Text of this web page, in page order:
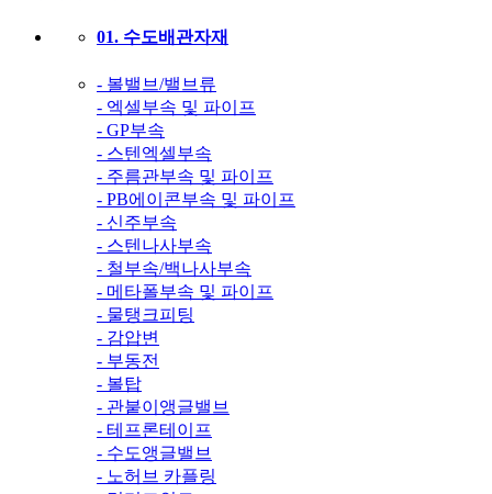
01. 수도배관자재
- 볼밸브/밸브류
- 엑셀부속 및 파이프
- GP부속
- 스텐엑셀부속
- 주름관부속 및 파이프
- PB에이콘부속 및 파이프
- 신주부속
- 스텐나사부속
- 철부속/백나사부속
- 메타폴부속 및 파이프
- 물탱크피팅
- 감압변
- 부동전
- 볼탑
- 관붙이앵글밸브
- 테프론테이프
- 수도앵글밸브
- 노허브 카플링